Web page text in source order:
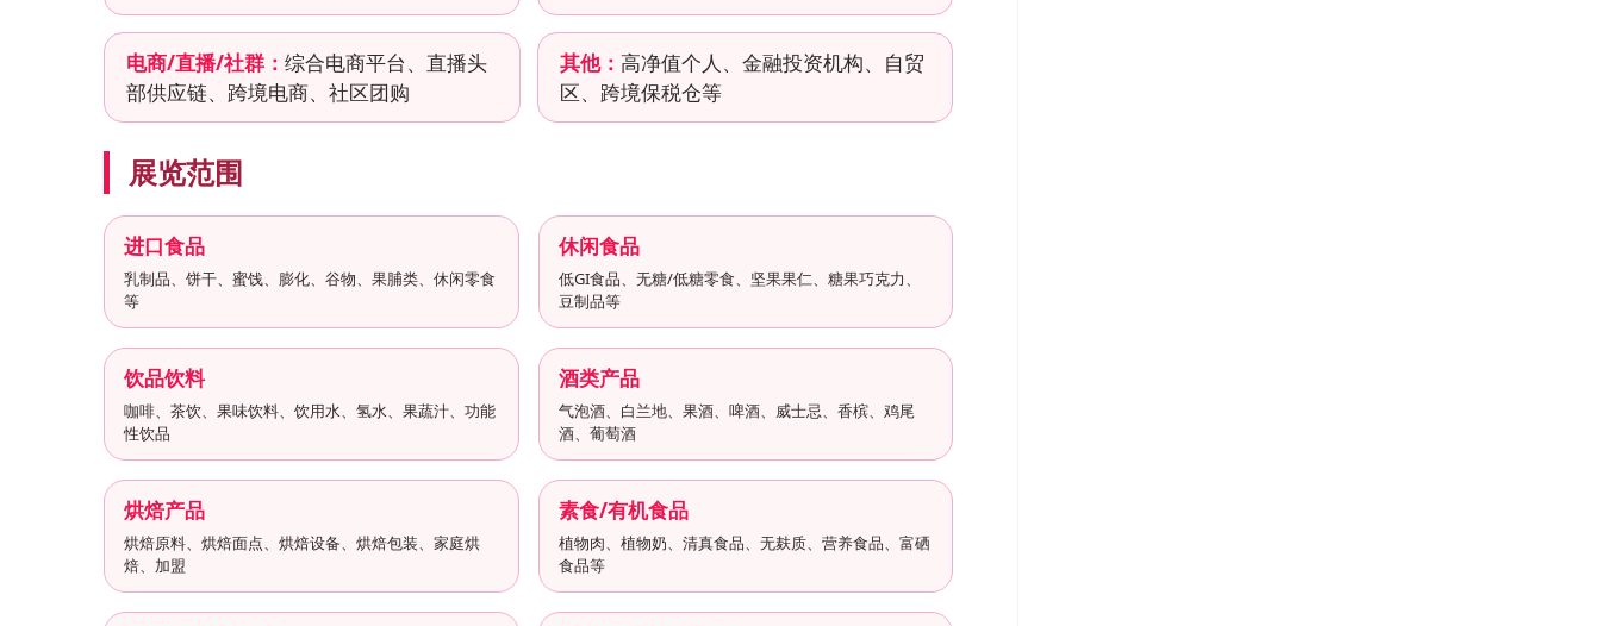
电商/直播/社群： 综合电商平台、直播头
部供应链、跨境电商、社区团购
其他： 高净值个人、金融投资机构、自贸
区、跨境保税仓等
展览范围
进口食品
乳制品、饼干、蜜饯、膨化、谷物、果脯类、休闲零食
等
休闲食品
低GI食品、无糖/低糖零食、坚果果仁、糖果巧克力、
豆制品等
饮品饮料
咖啡、茶饮、果味饮料、饮用水、氢水、果蔬汁、功能
性饮品
酒类产品
气泡酒、白兰地、果酒、啤酒、威士忌、香槟、鸡尾
酒、葡萄酒
烘焙产品
烘焙原料、烘焙面点、烘焙设备、烘焙包装、家庭烘
焙、加盟
素食/有机食品
植物肉、植物奶、清真食品、无麸质、营养食品、富硒
食品等
推广链接：